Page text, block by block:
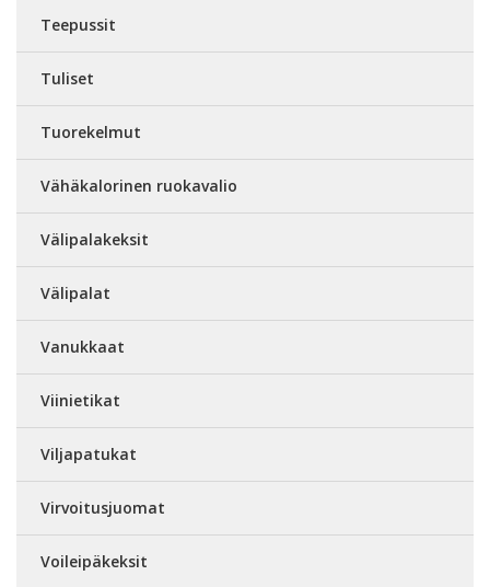
Teepussit
Tuliset
Tuorekelmut
Vähäkalorinen ruokavalio
Välipalakeksit
Välipalat
Vanukkaat
Viinietikat
Viljapatukat
Virvoitusjuomat
Voileipäkeksit